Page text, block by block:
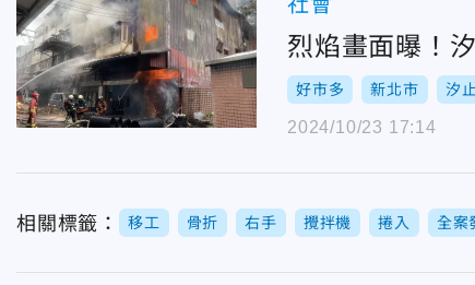
烈焰畫面曝！
好市多 新北市 汐
2024/10/23 17:14
相關標籤： 移工 骨折 右手 攪拌機 捲入 全案